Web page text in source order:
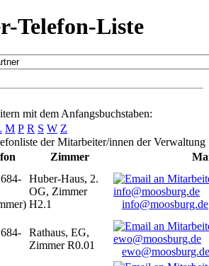
Telefon-Liste
mit dem Anfangsbuchstaben:
M P R S W Z
der Mitarbeiter/innen der Verwaltung
Zimmer
Huber-Haus, 2.
OG, Zimmer
H2.1
info@moosburg.de
Rathaus, EG,
Zimmer R0.01
ewo@moosburg.de